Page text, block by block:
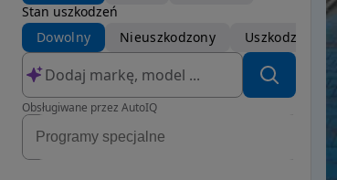
Stan uszkodzeń
Dowolny
Nieuszkodzony Uszkodzony
Obsługiwane przez AutoIQ